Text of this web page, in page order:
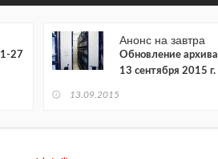
27
Анонс на завтра
Обновление архива
13 сентября 2015 г.
13.09.2015